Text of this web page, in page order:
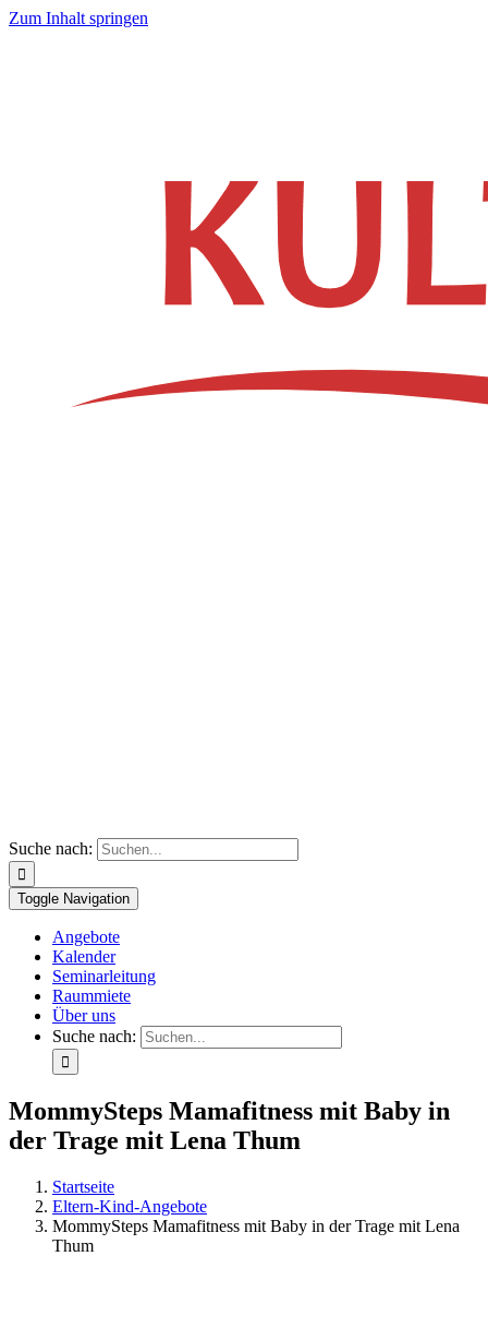
Zum Inhalt springen
Suche nach:
Toggle Navigation
Angebote
Kalender
Seminarleitung
Raummiete
Über uns
Suche nach:
MommySteps Mamafitness mit Baby in
der Trage mit Lena Thum
Startseite
Eltern-Kind-Angebote
MommySteps Mamafitness mit Baby in der Trage mit Lena
Thum